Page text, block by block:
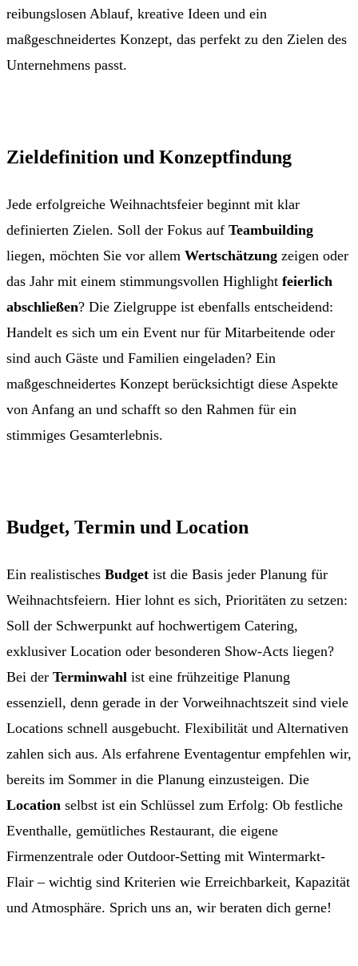
reibungslosen Ablauf, kreative Ideen und ein
maßgeschneidertes Konzept, das perfekt zu den Zielen des
Unternehmens passt.
Zieldefinition und Konzeptfindung
Jede erfolgreiche Weihnachtsfeier beginnt mit klar
definierten Zielen. Soll der Fokus auf Teambuilding
liegen, möchten Sie vor allem Wertschätzung zeigen oder
das Jahr mit einem stimmungsvollen Highlight feierlich
abschließen? Die Zielgruppe ist ebenfalls entscheidend:
Handelt es sich um ein Event nur für Mitarbeitende oder
sind auch Gäste und Familien eingeladen? Ein
maßgeschneidertes Konzept berücksichtigt diese Aspekte
von Anfang an und schafft so den Rahmen für ein
stimmiges Gesamterlebnis.
Budget, Termin und Location
Ein realistisches Budget ist die Basis jeder Planung für
Weihnachtsfeiern. Hier lohnt es sich, Prioritäten zu setzen:
Soll der Schwerpunkt auf hochwertigem Catering,
exklusiver Location oder besonderen Show-Acts liegen?
Bei der Terminwahl ist eine frühzeitige Planung
essenziell, denn gerade in der Vorweihnachtszeit sind viele
Locations schnell ausgebucht. Flexibilität und Alternativen
zahlen sich aus. Als erfahrene Eventagentur empfehlen wir,
bereits im Sommer in die Planung einzusteigen. Die
Location selbst ist ein Schlüssel zum Erfolg: Ob festliche
Eventhalle, gemütliches Restaurant, die eigene
Firmenzentrale oder Outdoor-Setting mit Wintermarkt-
Flair – wichtig sind Kriterien wie Erreichbarkeit, Kapazität
und Atmosphäre. Sprich uns an, wir beraten dich gerne!